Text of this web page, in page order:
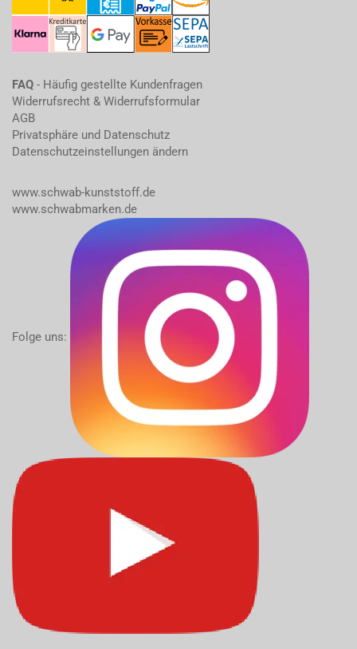
FAQ - Häufig gestellte Kundenfragen
Widerrufsrecht & Widerrufsformular
AGB
Privatsphäre und Datenschutz
Datenschutzeinstellungen ändern
www.schwab-kunststoff.de
www.schwabmarken.de
Folge uns: